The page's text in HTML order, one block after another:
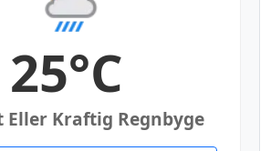
25°C
Eller Kraftig Regnbyge